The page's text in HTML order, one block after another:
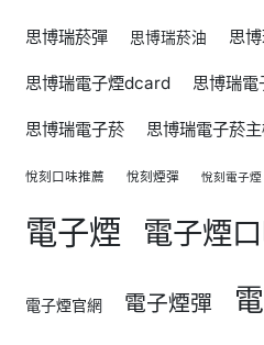
思博瑞菸彈 思博瑞菸油 思
思博瑞電子煙dcard 思博瑞
思博瑞電子菸 思博瑞電子菸
悅刻口味推薦 悅刻煙彈 悅刻電子煙
電子煙 電子煙
電子煙官網 電子煙彈